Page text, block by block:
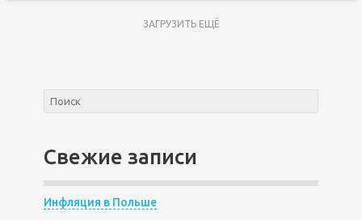
ЗАГРУЗИТЬ ЕЩЁ
Свежие записи
Инфляция в Польше